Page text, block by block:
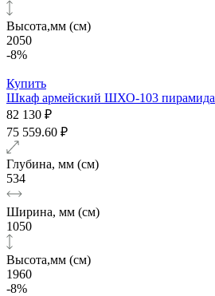
Высота,мм (см)
2050
-8%
Купить
Шкаф армейский ШХО-103 пирамида
82 130 ₽
75 559.60 ₽
Глубина, мм (см)
534
Ширина, мм (см)
1050
Высота,мм (см)
1960
-8%